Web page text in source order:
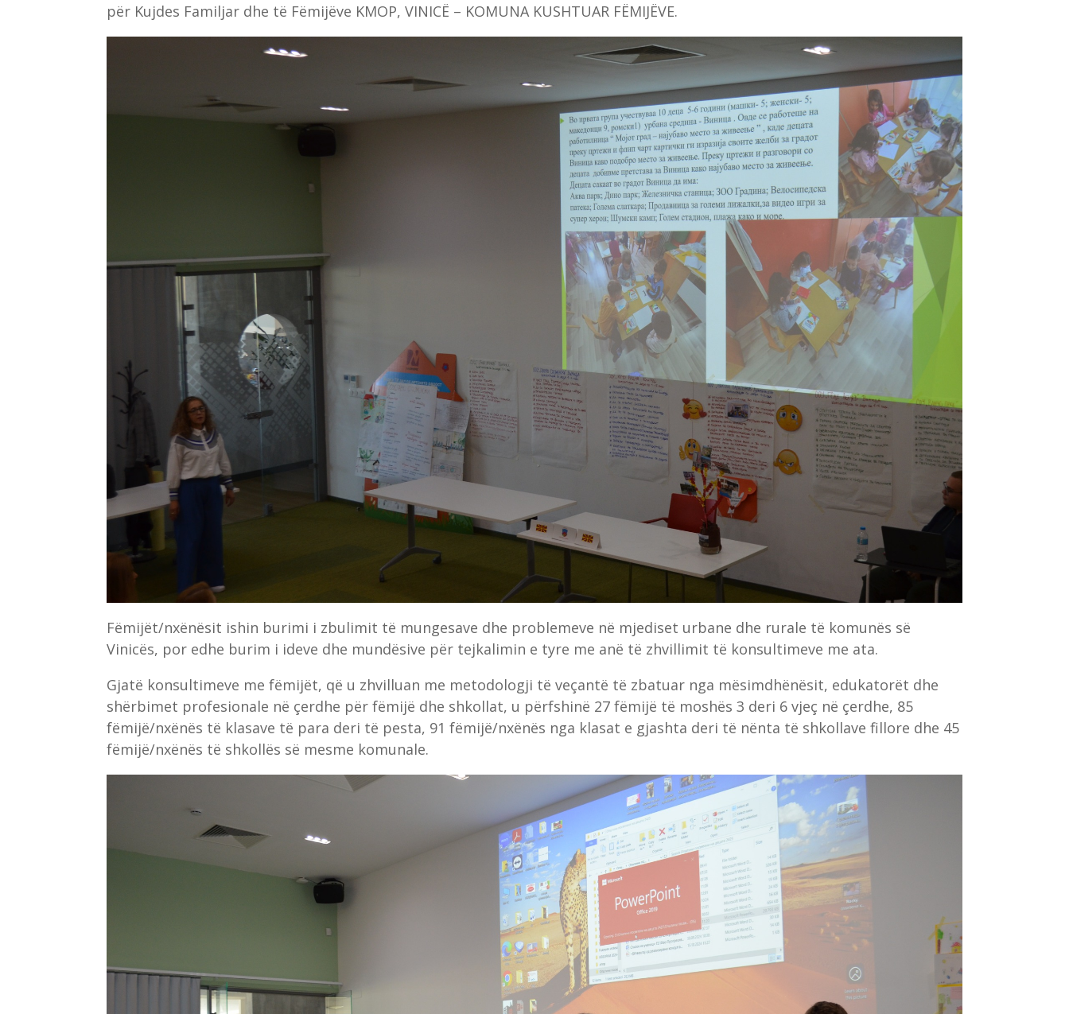
për Kujdes Familjar dhe të Fëmijëve KMOP, VINICË – KOMUNA KUSHTUAR FËMIJËVE.
Fëmijët/nxënësit ishin burimi i zbulimit të mungesave dhe problemeve në mjediset urbane dhe rurale të komunës së
Vinicës, por edhe burim i ideve dhe mundësive për tejkalimin e tyre me anë të zhvillimit të konsultimeve me ata.
Gjatë konsultimeve me fëmijët, që u zhvilluan me metodologji të veçantë të zbatuar nga mësimdhënësit, edukatorët dhe
shërbimet profesionale në çerdhe për fëmijë dhe shkollat, u përfshinë 27 fëmijë të moshës 3 deri 6 vjeç në çerdhe, 85
fëmijë/nxënës të klasave të para deri të pesta, 91 fëmijë/nxënës nga klasat e gjashta deri të nënta të shkollave fillore dhe 45
fëmijë/nxënës të shkollës së mesme komunale.